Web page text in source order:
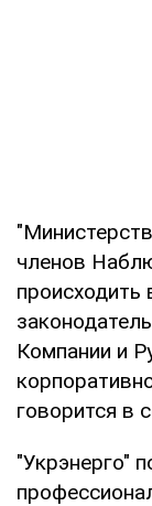
членов
Компании и
говорится в
"Укрэнерго"